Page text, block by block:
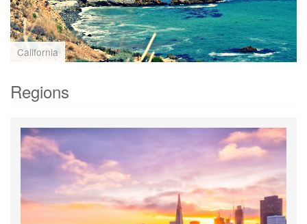
California
Regions